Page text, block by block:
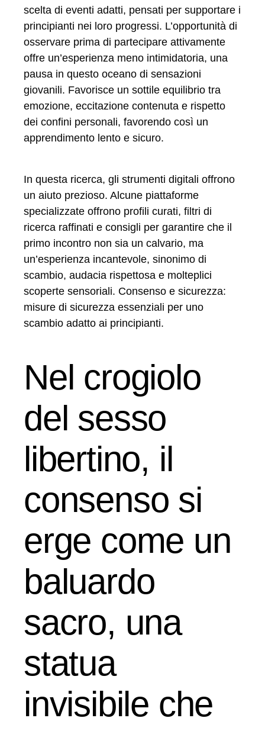
scelta di eventi adatti, pensati per supportare i
principianti nei loro progressi. L’opportunità di
osservare prima di partecipare attivamente
offre un’esperienza meno intimidatoria, una
pausa in questo oceano di sensazioni
giovanili. Favorisce un sottile equilibrio tra
emozione, eccitazione contenuta e rispetto
dei confini personali, favorendo così un
apprendimento lento e sicuro.
In questa ricerca, gli strumenti digitali offrono
un aiuto prezioso. Alcune piattaforme
specializzate offrono profili curati, filtri di
ricerca raffinati e consigli per garantire che il
primo incontro non sia un calvario, ma
un’esperienza incantevole, sinonimo di
scambio, audacia rispettosa e molteplici
scoperte sensoriali. Consenso e sicurezza:
misure di sicurezza essenziali per uno
scambio adatto ai principianti.
Nel crogiolo
del sesso
libertino, il
consenso si
erge come un
baluardo
sacro, una
statua
invisibile che